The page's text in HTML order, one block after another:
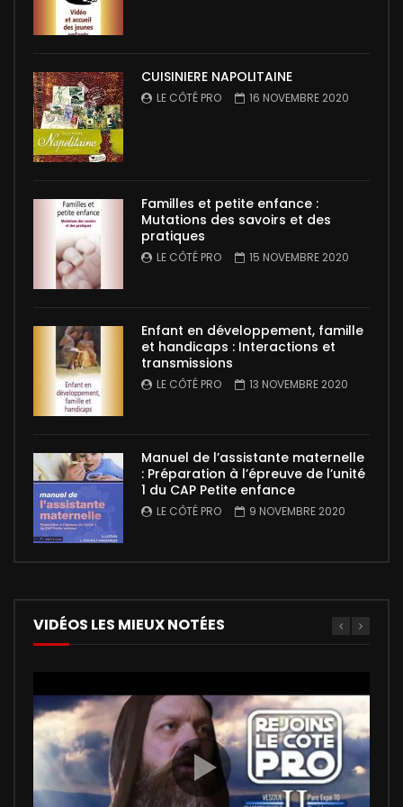
CUISINIERE NAPOLITAINE
LE CÔTÉ PRO 16 NOVEMBRE 2020
Familles et petite enfance :
Mutations des savoirs et des
pratiques
LE CÔTÉ PRO 15 NOVEMBRE 2020
Enfant en développement, famille
et handicaps : Interactions et
transmissions
LE CÔTÉ PRO 13 NOVEMBRE 2020
Manuel de l’assistante maternelle
: Préparation à l’épreuve de l’unité
1 du CAP Petite enfance
LE CÔTÉ PRO 9 NOVEMBRE 2020
VIDÉOS LES MIEUX NOTÉES